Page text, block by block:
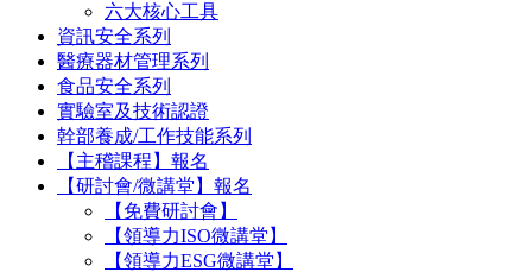
六大核心工具
資訊安全系列
醫療器材管理系列
食品安全系列
實驗室及技術認證
幹部養成/工作技能系列
【主稽課程】報名
【研討會/微講堂】報名
【免費研討會】
【領導力ISO微講堂】
【領導力ESG微講堂】